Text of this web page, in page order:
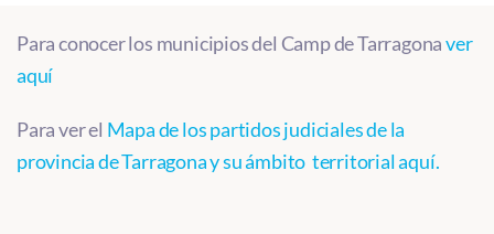
Para conocer los municipios del Camp de Tarragonaver
aquí
Para ver el Mapa de los partidos judiciales de la
provincia de Tarragona y su ámbito territorial aquí.